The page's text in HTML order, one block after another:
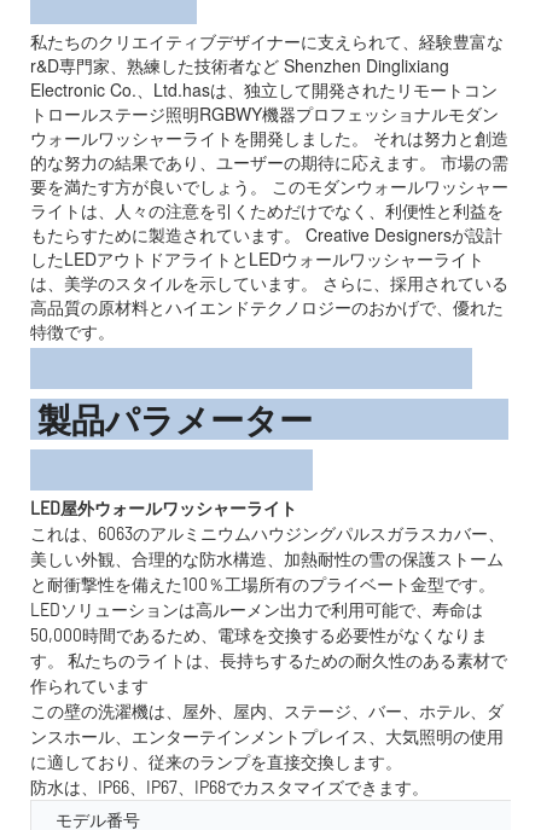
私たちのクリエイティブデザイナーに支えられて、経験豊富な
r&D専門家、熟練した技術者など Shenzhen Dinglixiang
Electronic Co.、Ltd.hasは、独立して開発されたリモートコン
トロールステージ照明RGBWY機器プロフェッショナルモダン
ウォールワッシャーライトを開発しました。 それは努力と創造
的な努力の結果であり、ユーザーの期待に応えます。 市場の需
要を満たす方が良いでしょう。 このモダンウォールワッシャー
ライトは、人々の注意を引くためだけでなく、利便性と利益を
もたらすために製造されています。 Creative Designersが設計
したLEDアウトドアライトとLEDウォールワッシャーライト
は、美学のスタイルを示しています。 さらに、採用されている
高品質の原材料とハイエンドテクノロジーのおかげで、優れた
特徴です。
製品パラメーター
LED屋外ウォールワッシャーライト
これは、6063のアルミニウムハウジングパルスガラスカバー、
美しい外観、合理的な防水構造、加熱耐性の雪の保護ストーム
と耐衝撃性を備えた100％工場所有のプライベート金型です。
LEDソリューションは高ルーメン出力で利用可能で、寿命は
50,000時間であるため、電球を交換する必要性がなくなりま
す。 私たちのライトは、長持ちするための耐久性のある素材で
作られています
この壁の洗濯機は、屋外、屋内、ステージ、バー、ホテル、ダ
ンスホール、エンターテインメントプレイス、大気照明の使用
に適しており、従来のランプを直接交換します。
防水は、IP66、IP67、IP68でカスタマイズできます。
モデル番号